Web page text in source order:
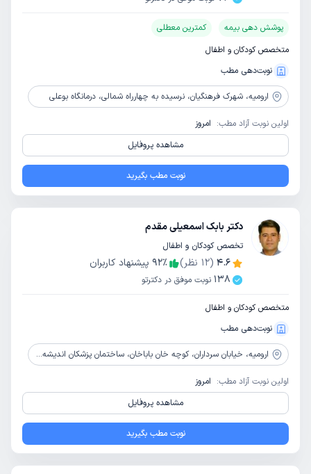
پوشش دهی بیمه
کمترین معطلی
متخصص کودکان و اطفال
نوبت‌دهی مطب
ارومیه، شهرک فرهنگیان، نرسیده به چهارراه شمالی، درمانگاه بوعلی
اولین نوبت آزاد مطب: امروز
مشاهده پروفایل
نوبت مطب بگیرید
دکتر بابک اسمعیلی مقدم
تخصص کودکان و اطفال
4.6
(
12 نظر) 92٪
پیشنهاد کاربران
138 نوبت موفق در دکترتو
متخصص کودکان و اطفال
نوبت‌دهی مطب
ارومیه، خیابان سرداران، کوچه خان باباخان، ساختمان پزشکان اندیشه، طبقه 2
اولین نوبت آزاد مطب: امروز
مشاهده پروفایل
نوبت مطب بگیرید